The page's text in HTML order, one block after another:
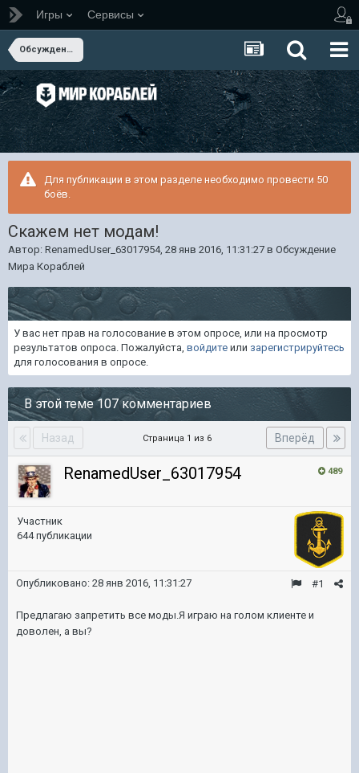
Игры Сервисы
Обсуждение Мира Кораблей
Для публикации в этом разделе необходимо провести 50
боёв.
Скажем нет модам!
Автор: RenamedUser_63017954, 28 янв 2016, 11:31:27 в Обсуждение
Мира Кораблей
У вас нет прав на голосование в этом опросе, или на просмотр
результатов опроса. Пожалуйста, войдите или зарегистрируйтесь
для голосования в опросе.
В этой теме 107 комментариев
Назад Вперёд
Страница 1 из 6
489
RenamedUser_63017954
Участник
644 публикации
#1
Опубликовано: 28 янв 2016, 11:31:27
Предлагаю запретить все моды.Я играю на голом клиенте и
доволен, а вы?